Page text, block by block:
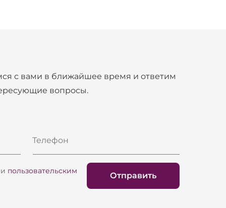
с вами в ближайшее время и ответим
вопросы.
Телефон
и пользовательским
Отправить